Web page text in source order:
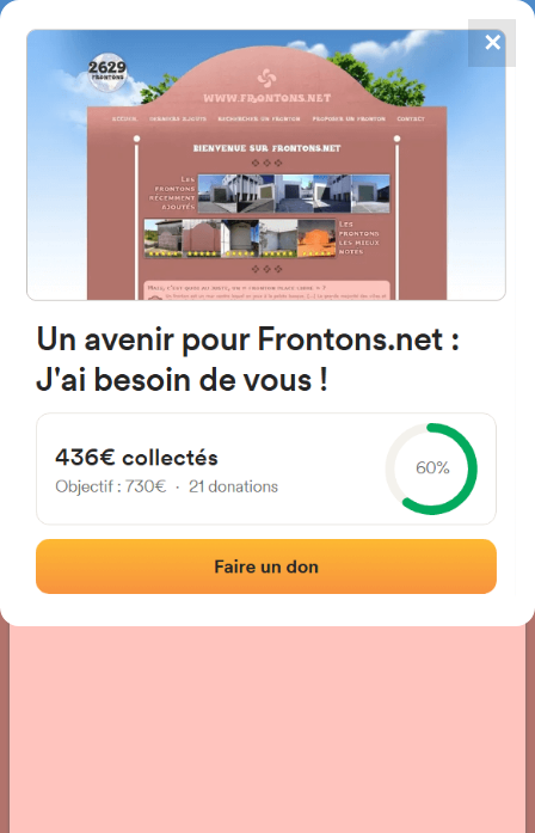
FRONTONS.NET
RECHERCHER UN FRONTON
PROPOSER UN FRONTON
4867
frontons
64210 Bidart, France
Photos Commentaires et avis
✕